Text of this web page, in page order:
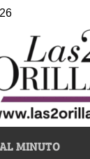
AL MINUTO